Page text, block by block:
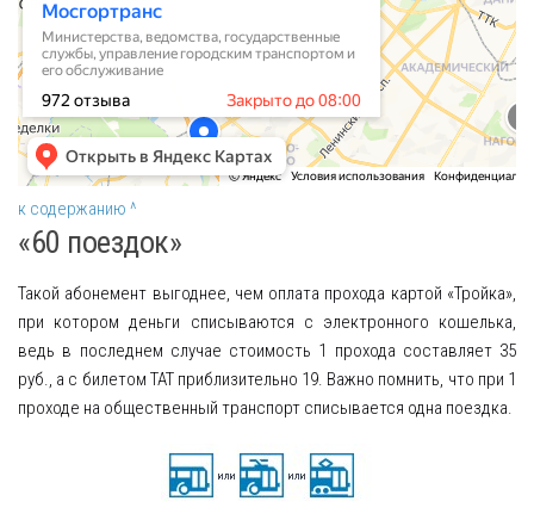
к содержанию ^
«60 поездок»
Такой абонемент выгоднее, чем оплата прохода картой «Тройка»,
при котором деньги списываются с электронного кошелька,
ведь в последнем случае стоимость 1 прохода составляет 35
руб., а с билетом ТАТ приблизительно 19. Важно помнить, что при 1
проходе на общественный транспорт списывается одна поездка.